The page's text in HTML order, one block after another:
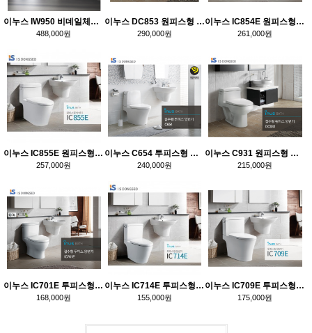
이누스 IW950 비데일체형 양변기
488,000원
이누스 DC853 원피스형 양변기
290,000원
이누스 IC854E 원피스형 양변기
261,000원
이누스 IC855E 원피스형 양변기
257,000원
이누스 C654 투피스형 양변기
240,000원
이누스 C931 원피스형 양변기
215,000원
이누스 IC701E 투피스형 양변기
168,000원
이누스 IC714E 투피스형 양변기
155,000원
이누스 IC709E 투피스형 양변기
175,000원